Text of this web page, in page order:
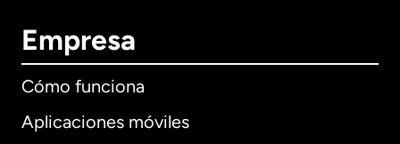
Empresa
Cómo funciona
Aplicaciones móviles